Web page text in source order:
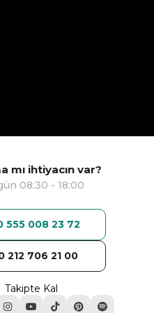
mı ihtiyacın var?
08:30 - 18:00
555 008 23 72
212 706 21 00
Takipte Kal